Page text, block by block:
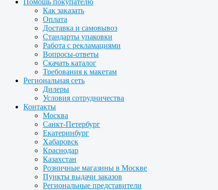
Помощь покупателю
Как заказать
Оплата
Доставка и самовывоз
Стандарты упаковки
Работа с рекламациями
Вопросы-ответы
Скачать каталог
Требования к макетам
Региональная сеть
Дилеры
Условия сотрудничества
Контакты
Москва
Санкт-Петербург
Екатеринбург
Хабаровск
Краснодар
Казахстан
Розничные магазины в Москве
Пункты выдачи заказов
Региональные представители